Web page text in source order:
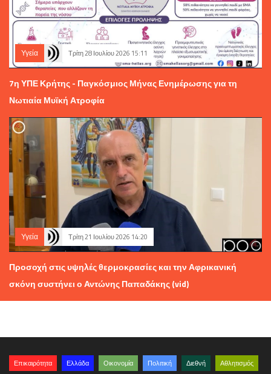
Υγεία Τρίτη 28 Ιουλίου 2026 15:11
7η ΥΠΕ Κρήτης - Παγκόσμιος Μήνας Ενημέρωσης για τη
Νωτιαία Μυϊκή Ατροφία
Υγεία Τρίτη 21 Ιουλίου 2026 14:20
Προσοχή στις υψηλές θερμοκρασίες και την Αφρικανική
σκόνη συστήνει ο Αντώνης Παπαδάκης (vid)
Επικαιρότητα Ελλάδα Οικονομία Πολιτική Διεθνή Αθλητισμός